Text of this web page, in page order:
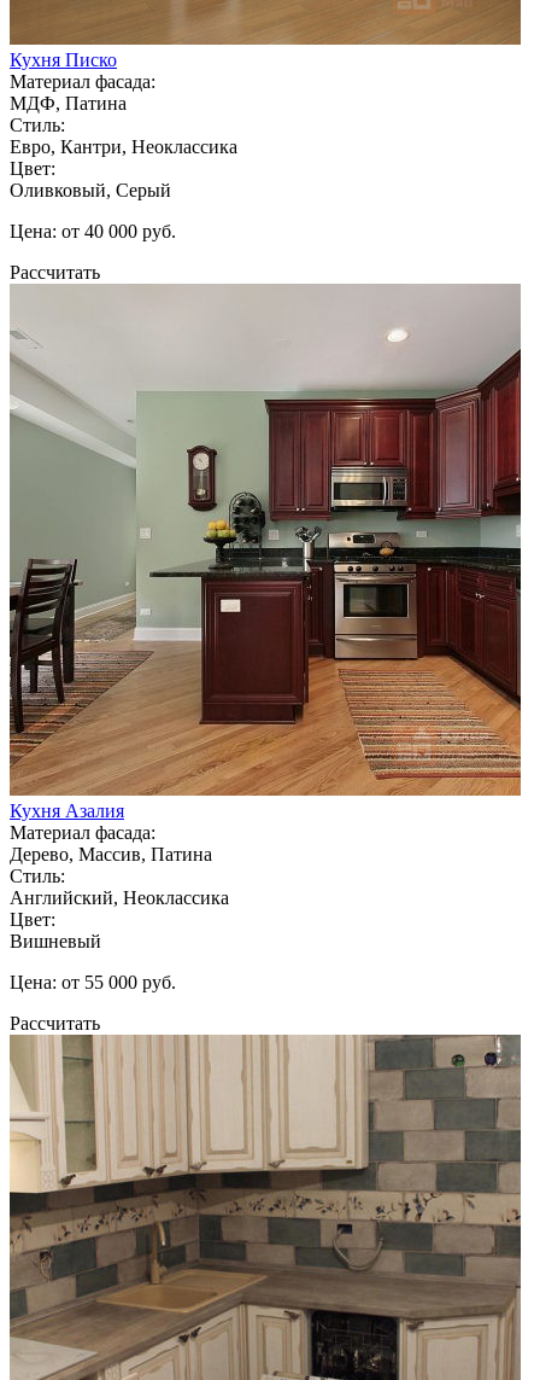
Кухня Писко
Материал фасада:
МДФ, Патина
Стиль:
Евро, Кантри, Неоклассика
Цвет:
Оливковый, Серый
Цена: от 40 000 руб.
Рассчитать
Кухня Азалия
Материал фасада:
Дерево, Массив, Патина
Стиль:
Английский, Неоклассика
Цвет:
Вишневый
Цена: от 55 000 руб.
Рассчитать